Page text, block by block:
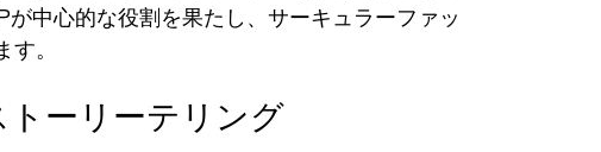
中心的な役割を果たし、サーキュラーファッ
。
ーリーテリング